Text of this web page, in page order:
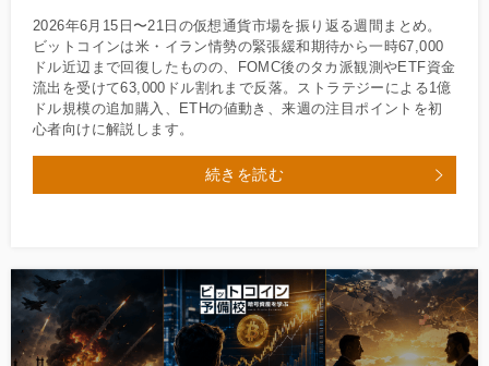
2026年6月15日〜21日の仮想通貨市場を振り返る週間まとめ。
ビットコインは米・イラン情勢の緊張緩和期待から一時67,000
ドル近辺まで回復したものの、FOMC後のタカ派観測やETF資金
流出を受けて63,000ドル割れまで反落。ストラテジーによる1億
ドル規模の追加購入、ETHの値動き、来週の注目ポイントを初
心者向けに解説します。
続きを読む